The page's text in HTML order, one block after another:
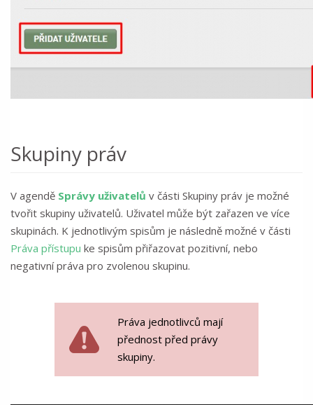
Skupiny práv
V agendě Správy uživatelů v části Skupiny práv je možné
tvořit skupiny uživatelů. Uživatel může být zařazen ve více
skupinách. K jednotlivým spisům je následně možné v části
Práva přístupu ke spisům přiřazovat pozitivní, nebo
negativní práva pro zvolenou skupinu.
Práva jednotlivců mají
přednost před právy
skupiny.